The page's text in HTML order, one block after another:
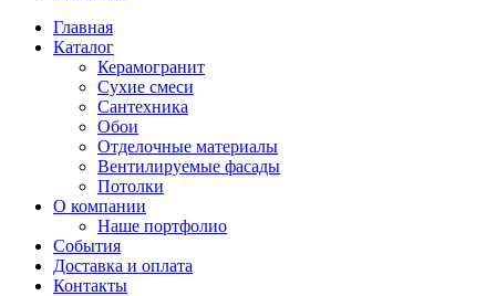
Главная
Каталог
Керамогранит
Сухие смеси
Сантехника
Обои
Отделочные материалы
Вентилируемые фасады
Потолки
О компании
Наше портфолио
События
Доставка и оплата
Контакты